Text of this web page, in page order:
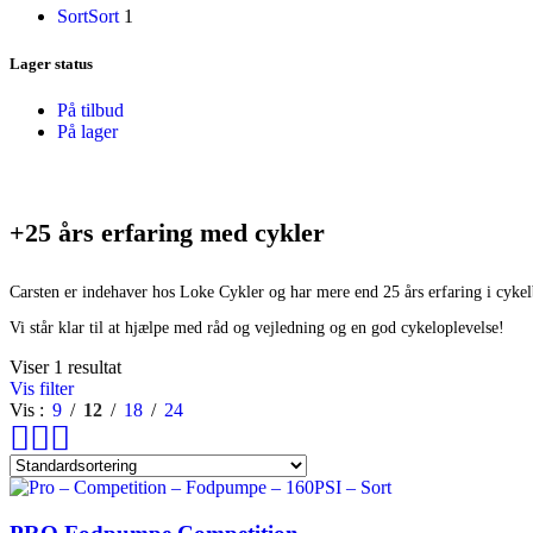
Disney
Gazelle
Genesis
MBK
Merida
Pelago
Raleigh
Reelight
Selle Royal
SKS
SMART
SP Connect™
Tenways
SortSort 1
Lager status
På tilbud
På lager
+25 års erfaring med cykler
Carsten er indehaver hos Loke Cykler og har mere end 25 års erfaring i
Vi står klar til at hjælpe med råd og vejledning og en god cykeloplevelse!
Viser 1 resultat
Vis filter
Vis
9 12 18 24